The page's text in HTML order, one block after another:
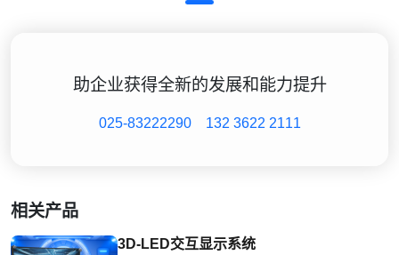
助企业获得全新的发展和能力提升
025-83222290 132 3622 2111
相关产品
3D-LED交互显示系统